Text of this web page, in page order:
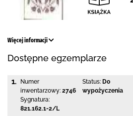
Więcej informacji
Dostępne egzemplarze
1.
Numer
inwentarzowy: 2746
Sygnatura:
821.162.1-2/L
Status: Do
wypożyczenia